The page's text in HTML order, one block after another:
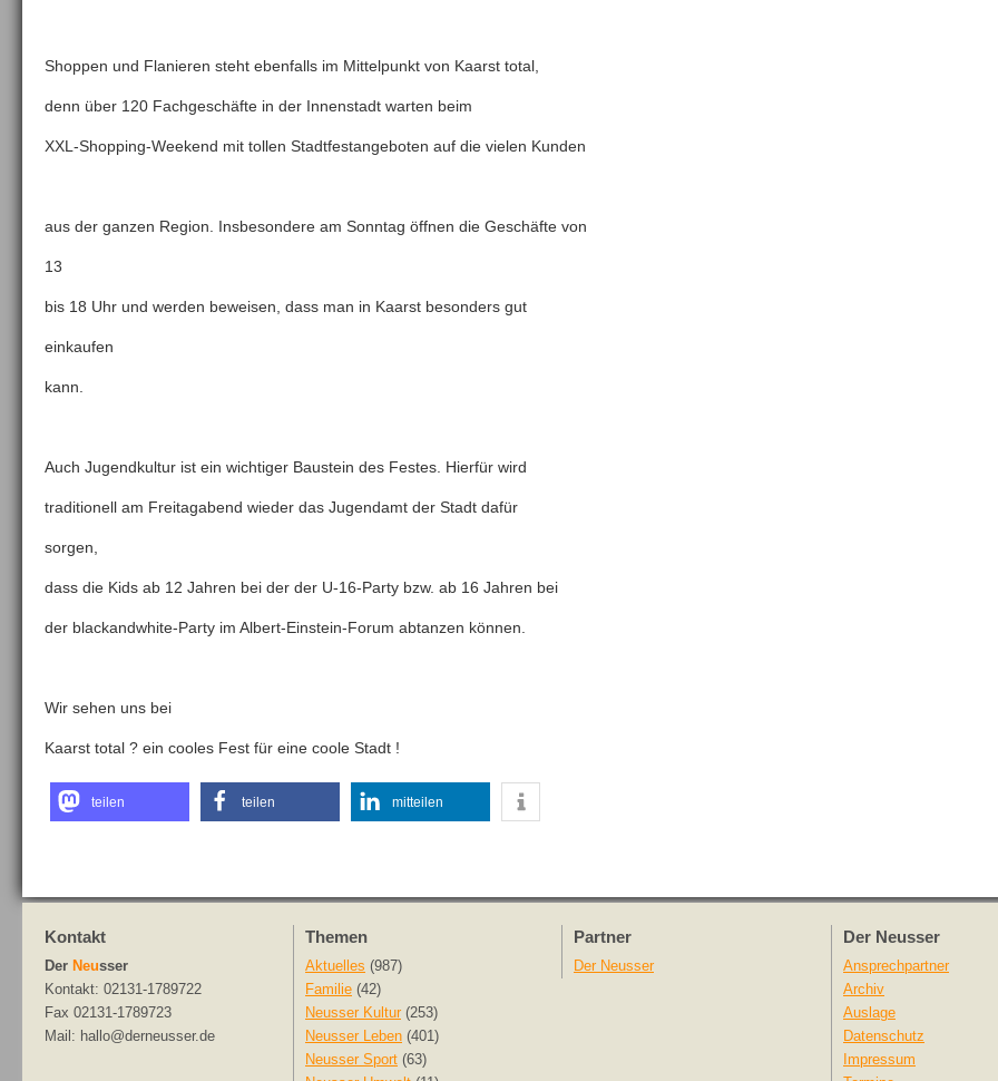
Shoppen und Flanieren steht ebenfalls im Mittelpunkt von Kaarst total,
denn über 120 Fachgeschäfte in der Innenstadt warten beim
XXL-Shopping-Weekend mit tollen Stadtfestangeboten auf die vielen Kunden
aus der ganzen Region. Insbesondere am Sonntag öffnen die Geschäfte von
13
bis 18 Uhr und werden beweisen, dass man in Kaarst besonders gut
einkaufen
kann.
Auch Jugendkultur ist ein wichtiger Baustein des Festes. Hierfür wird
traditionell am Freitagabend wieder das Jugendamt der Stadt dafür
sorgen,
dass die Kids ab 12 Jahren bei der der U-16-Party bzw. ab 16 Jahren bei
der blackandwhite-Party im Albert-Einstein-Forum abtanzen können.
Wir sehen uns bei
Kaarst total ? ein cooles Fest für eine coole Stadt !
teilen teilen mitteilen
Kontakt
Der Neusser
Kontakt: 02131-1789722
Fax 02131-1789723
Mail: hallo@derneusser.de
Themen
Aktuelles (987)
Familie (42)
Neusser Kultur (253)
Neusser Leben (401)
Neusser Sport (63)
Partner
Der Neusser
Der Neusser
Ansprechpartner
Archiv
Auslage
Datenschutz
Impressum